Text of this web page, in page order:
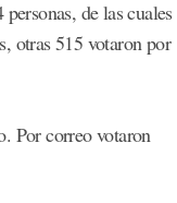
de las cuales
otras 515 votaron por
Por correo votaron